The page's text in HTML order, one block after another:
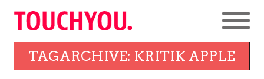
TAGARCHIVE: KRITIK APPLE